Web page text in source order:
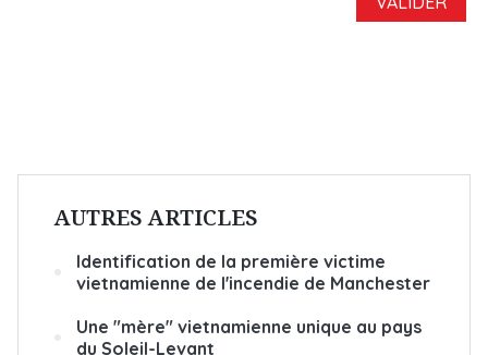
AUTRES ARTICLES
Identification de la première victime
vietnamienne de l'incendie de Manchester
Une "mère" vietnamienne unique au pays
du Soleil-Levant